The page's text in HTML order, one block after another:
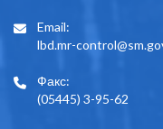
Email:
lbd.mr-
Факс:
(05445) 3-95-62